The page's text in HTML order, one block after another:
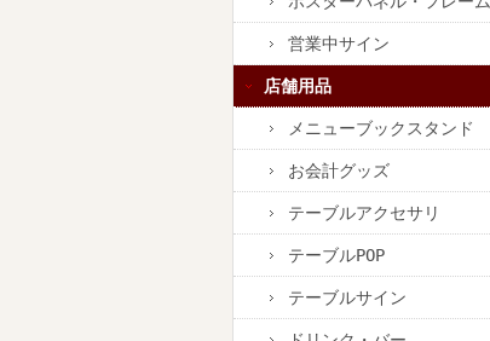
営業中サイン
店舗用品
メニューブックスタンド
お会計グッズ
テーブルアクセサリ
テーブルPOP
テーブルサイン